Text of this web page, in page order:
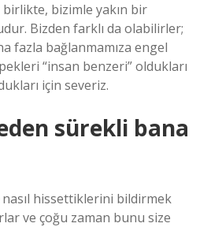
bizimle yakın bir
Bizden farklı da olabilirler;
fazla bağlanmamıza engel
“insan benzeri” oldukları
için severiz.
sürekli bana
hissettiklerini bildirmek
ve çoğu zaman bunu size